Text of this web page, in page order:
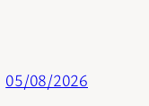
05/08/2026